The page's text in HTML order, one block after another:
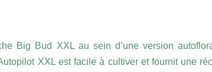
Big Bud XXL au sein d’une version
XXL est facile à cultiver et fournit une